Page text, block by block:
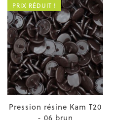
Pression résine Kam T20
- 06 brun
PRIX RÉDUIT !